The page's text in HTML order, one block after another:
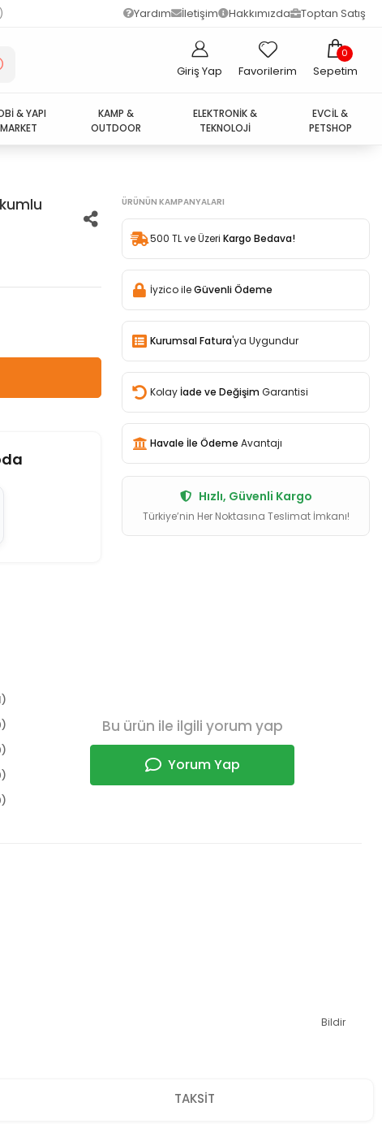
Yardım İletişim Hakkımızda Toptan Satış
Giriş Yap Favorilerim
0
Sepetim
& YAPI
MARKET
KAMP &
OUTDOOR
ELEKTRONİK &
TEKNOLOJİ
EVCİL &
PETSHOP
ÜRÜNÜN KAMPANYALARI
500 TL ve Üzeri Kargo Bedava!
İyzico ileGüvenli Ödeme
Kurumsal Fatura'ya Uygundur
Kolay İade ve Değişim Garantisi
Havale İle Ödeme Avantajı
Hızlı, Güvenli Kargo
Türkiye’nin Her Noktasına Teslimat İmkanı!
Bu ürün ile ilgili yorum yap
Yorum Yap
Bildir
TAKSİT